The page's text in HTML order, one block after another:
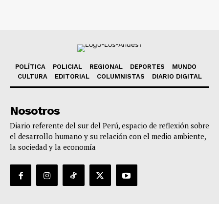
POLÍTICA POLICIAL REGIONAL DEPORTES
MUNDO
CULTURA
EDITORIAL COLUMNISTAS DIARIO DIGITAL
Nosotros
Diario referente del sur del Perú, espacio de reflexión sobre
el desarrollo humano y su relación con el medio ambiente,
la sociedad y la economía